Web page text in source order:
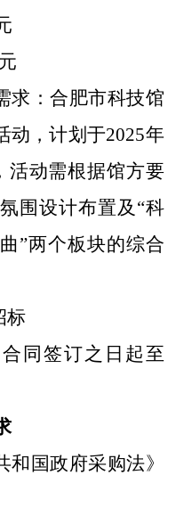
求：合肥市科技馆
动，计划于2025年
活动需根据馆方要
围设计布置及“科
”两个板块的综合
标
合同签订之日起至
和国政府采购法》